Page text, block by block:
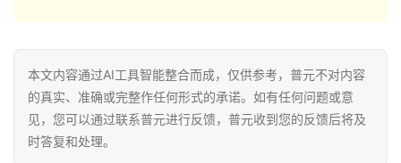
本文内容通过AI工具智能整合而成，仅供参考，普元不对内容
的真实、准确或完整作任何形式的承诺。如有任何问题或意
见，您可以通过联系普元进行反馈，普元收到您的反馈后将及
时答复和处理。